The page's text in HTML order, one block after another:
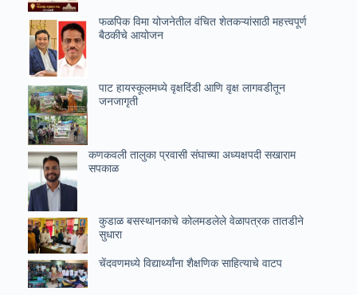
फळपिक विमा योजनेतील वंचित शेतकऱ्यांसाठी महत्त्वपूर्ण
बैठकीचे आयोजन
पाट हायस्कूलमध्ये वृक्षदिंडी आणि वृक्ष लागवडीतून
जनजागृती
कणकवली तालुका प्रवासी संघाच्या अध्यक्षपदी सखाराम
सपकाळ
कुडाळ बसस्थानकाचे कोलमडलेले वेळापत्रक तातडीने
सुधारा
चेंदवणमध्ये विद्यार्थ्यांना शैक्षणिक साहित्याचे वाटप